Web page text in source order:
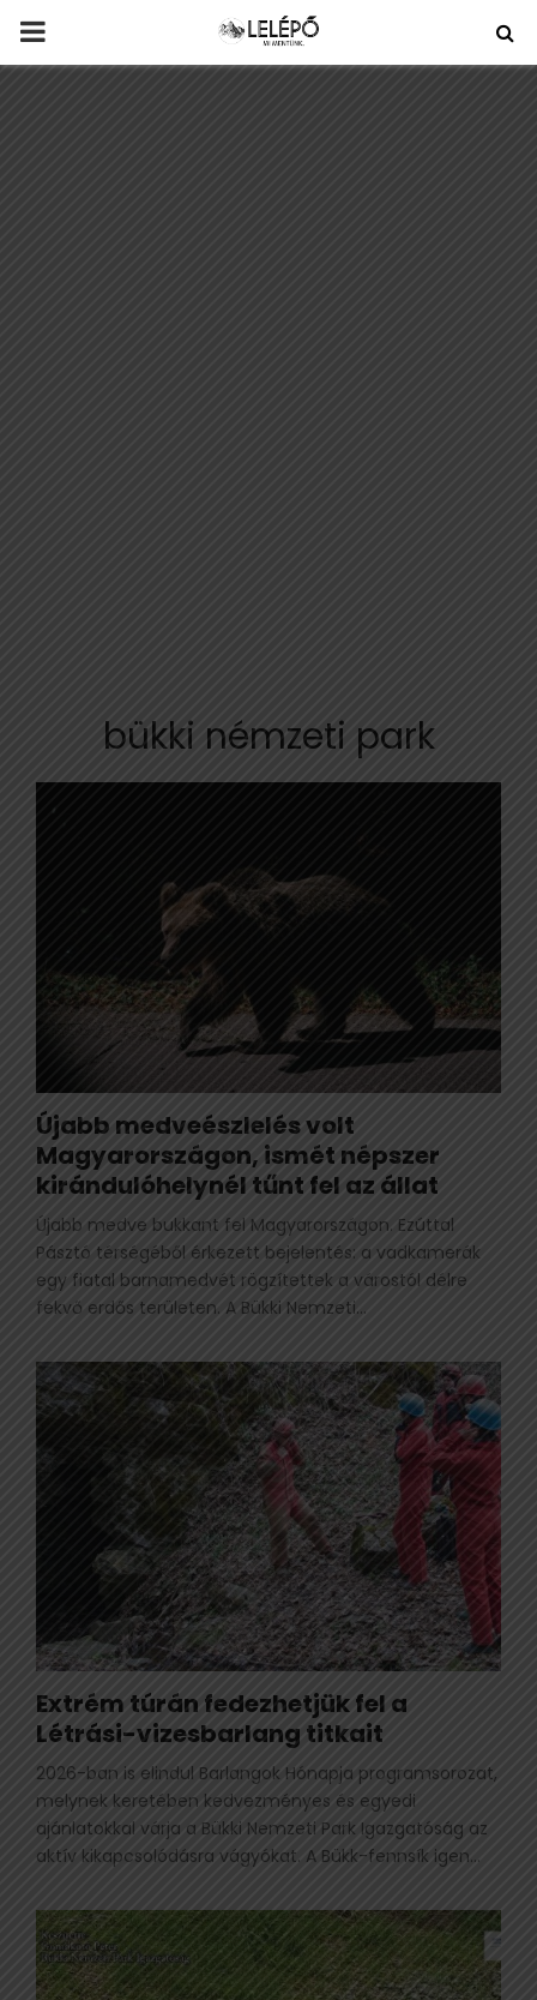
PRIMARY
bükki némzeti park
Újabb medveészlelés volt
Magyarországon, ismét népszer
kirándulóhelynél tűnt fel az állat
Újabb medve bukkant fel Magyarországon. Ezúttal
Pásztó térségéből érkezett bejelentés: a vadkamerák
egy fiatal barnamedvét rögzítettek a várostól délre
fekvő erdős területen. A Bükki Nemzeti...
Extrém túrán fedezhetjük fel a
Létrási-vizesbarlang titkait
2026-ban is elindul Barlangok Hónapja programsorozat,
melynek keretében kedvezményes és egyedi
ajánlatokkal várja a Bükki Nemzeti Park Igazgatóság az
aktív kikapcsolódásra vágyókat. A Bükk-fennsík igen...